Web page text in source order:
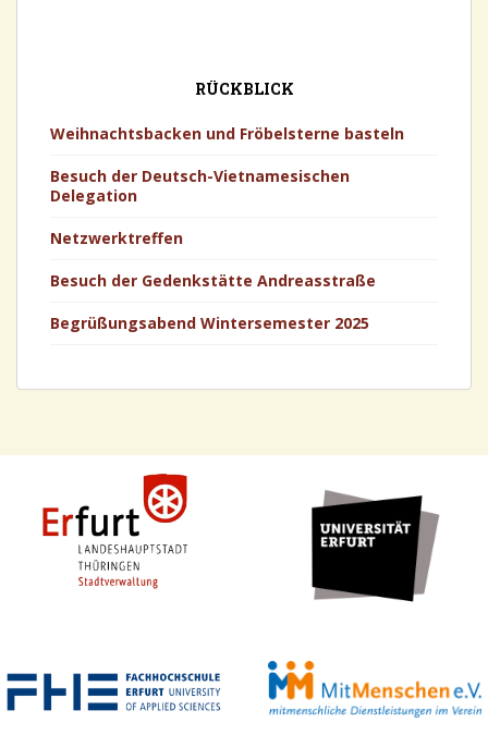
RÜCKBLICK
Weihnachtsbacken und Fröbelsterne basteln
Besuch der Deutsch-Vietnamesischen
Delegation
Netzwerktreffen
Besuch der Gedenkstätte Andreasstraße
Begrüßungsabend Wintersemester 2025